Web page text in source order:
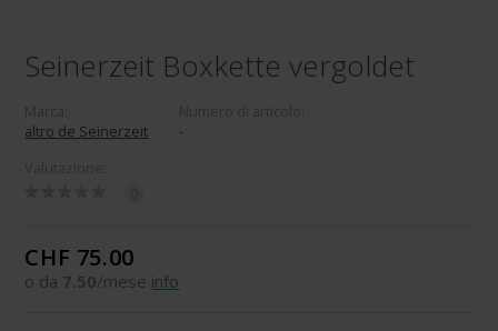
Seinerzeit Boxkette vergoldet
altro de Seinerzeit
-
CHF 75.00
o da 7.50/mese info